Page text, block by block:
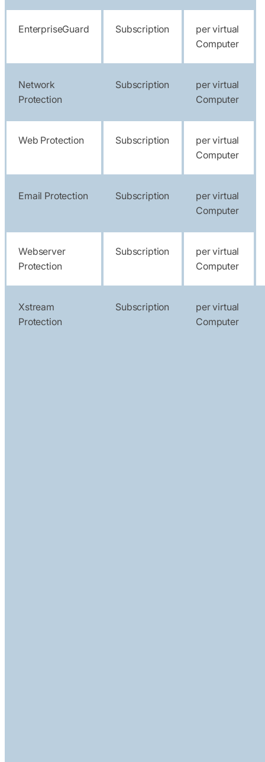
EnterpriseGuard Subscription
per virtual
Computer
Network
Protection
Subscription
per virtual
Computer
Web Protection Subscription
per virtual
Computer
Email Protection Subscription
per virtual
Computer
Webserver
Protection
Subscription
per virtual
Computer
Xstream
Protection
Subscription
per virtual
Computer